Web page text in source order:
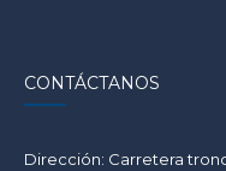
CONTÁCTANOS
Dirección: Carretera